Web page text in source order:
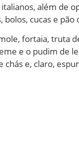
além de
bolos, cucas e
fortaia, truta
e o pudim de
chás e, claro,